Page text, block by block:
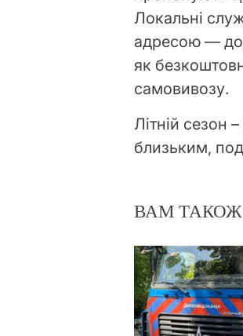
Локальні
адресою —
як
самовивозу.
Літній сезон
близьким,
ВАМ